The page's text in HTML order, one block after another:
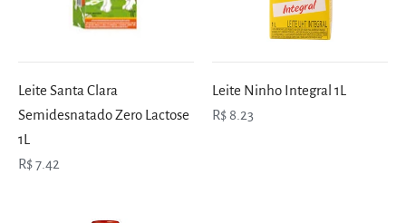
Leite Santa Clara
Semidesnatado Zero Lactose
1L
R$ 7.42
Leite Ninho Integral 1L
R$ 8.23